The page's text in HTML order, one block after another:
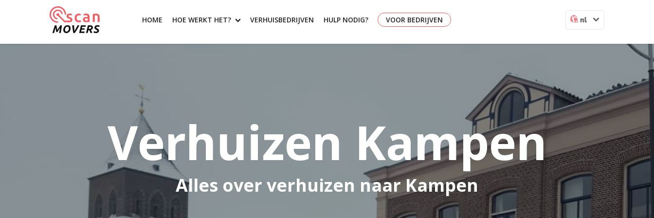
HOME HOE WERKT HET? VERHUISBEDRIJVEN HULP NODIG? VOOR BEDRIJVEN nl
Verhuizen Kampen
Alles over verhuizen naar Kampen